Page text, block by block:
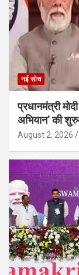
नई सोच
प्रधानमंत्री
अभियान’ की
August 2, 2026